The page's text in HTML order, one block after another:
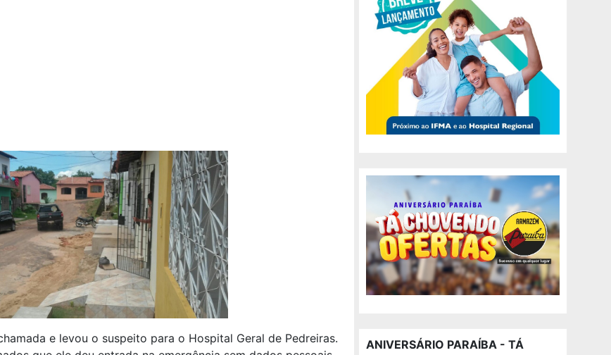
e levou o suspeito para o Hospital Geral de Pedreiras.
ANIVERSÁRIO PARAÍBA - TÁ